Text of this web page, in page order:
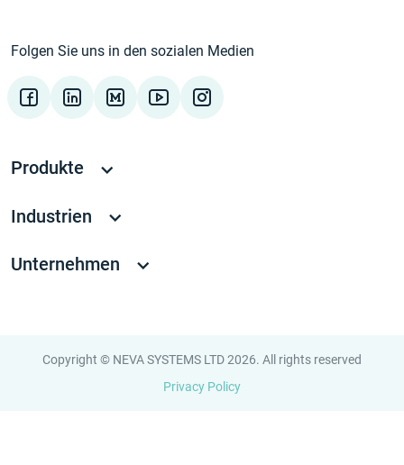
Folgen Sie uns in den sozialen Medien
Produkte
Industrien
Unternehmen
Copyright © NEVA SYSTEMS LTD 2026. All rights reserved
Privacy Policy